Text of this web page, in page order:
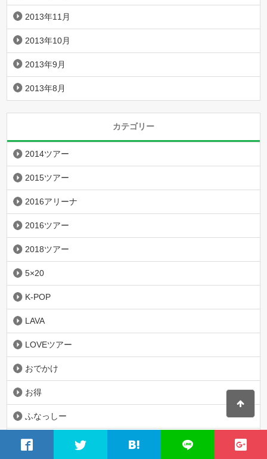
2013年11月
2013年10月
2013年9月
2013年8月
カテゴリー
2014ツアー
2015ツアー
2016アリーナ
2016ツアー
2018ツアー
5×20
K-POP
LAVA
LOVEツアー
おでかけ
お得
ふなっしー
アルバム